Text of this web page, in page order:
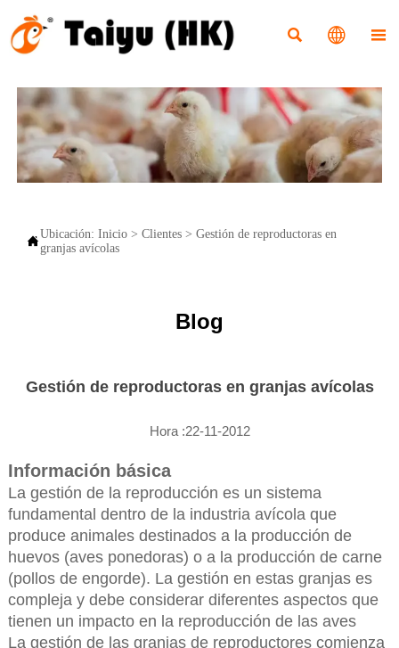
  
Ubicación: Inicio> Clientes> Gestión de reproductoras en
granjas avícolas
Blog
Gestión de reproductoras en granjas avícolas
Hora :22-11-2012
Información básica
La gestión de la reproducción es un sistema
fundamental dentro de la industria avícola que
produce animales destinados a la producción de
huevos (aves ponedoras) o a la producción de carne
(pollos de engorde). La gestión en estas granjas es
compleja y debe considerar diferentes aspectos que
tienen un impacto en la reproducción de las aves
La gestión de las granjas de reproductores comienza